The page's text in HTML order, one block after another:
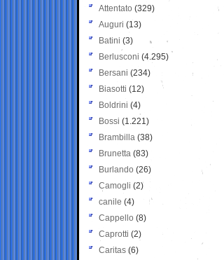
Attentato (329)
Auguri (13)
Batini (3)
Berlusconi (4.295)
Bersani (234)
Biasotti (12)
Boldrini (4)
Bossi (1.221)
Brambilla (38)
Brunetta (83)
Burlando (26)
Camogli (2)
canile (4)
Cappello (8)
Caprotti (2)
Caritas (6)